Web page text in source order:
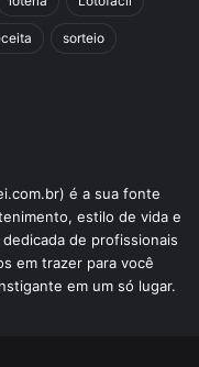
sorteio
é a sua fonte
estilo de vida e
de profissionais
em trazer para você
em um só lugar.